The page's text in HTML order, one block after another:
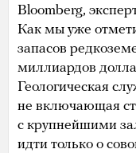
Bloomberg,
Как мы уже
запасов
миллиардов
Геологическая
не включающая
с крупнейшими
идти только о